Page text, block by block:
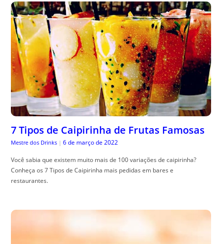
7 Tipos de Caipirinha de Frutas Famosas
Mestre dos Drinks | 6 de março de 2022
Você sabia que existem muito mais de 100 variações de caipirinha?
Conheça os 7 Tipos de Caipirinha mais pedidas em bares e
restaurantes.